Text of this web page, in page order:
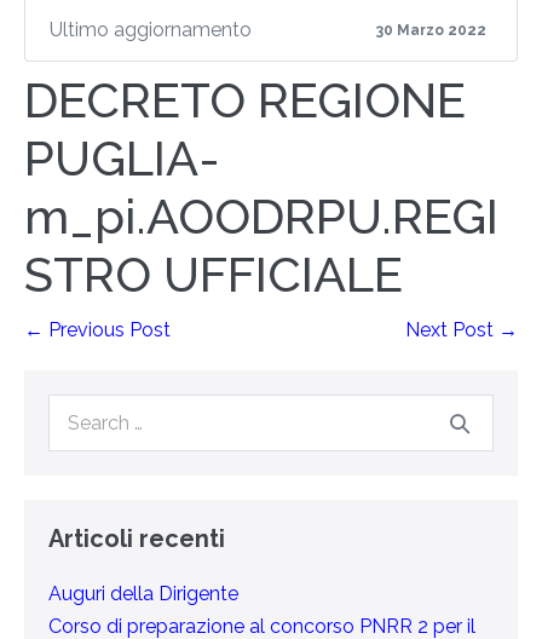
Ultimo aggiornamento 30 Marzo 2022
DECRETO REGIONE
PUGLIA-
m_pi.AOODRPU.REGI
STRO UFFICIALE
← Previous Post Next Post →
Articoli recenti
Auguri della Dirigente
Corso di preparazione al concorso PNRR 2 per il